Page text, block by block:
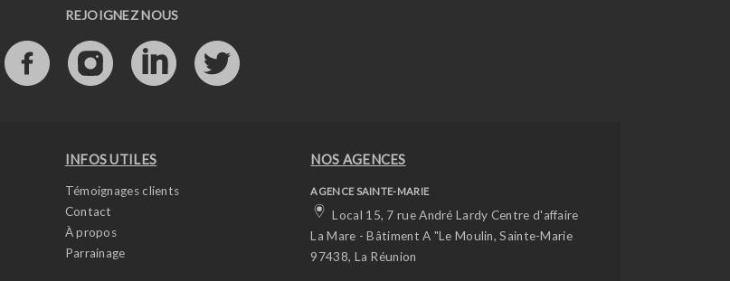
REJOIGNEZ NOUS
INFOS UTILES
Témoignages clients
Contact
À propos
Parrainage
NOS AGENCES
AGENCE SAINTE-MARIE
Local 15, 7 rue André Lardy Centre d'affaire
La Mare - Bâtiment A "Le Moulin, Sainte-Marie
97438, La Réunion